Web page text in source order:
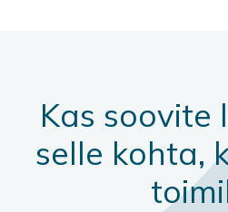
Kas soovite
selle kohta,